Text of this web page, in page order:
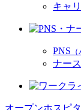
キャ
PNS
ナー
オープンホスピ